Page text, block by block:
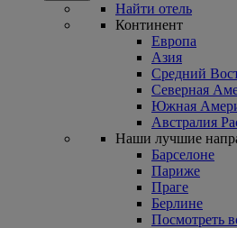
Найти отель
Континент
Европа
Азия
Средний
Северная
Южная
Австралия
Наши лучшие
Барселоне
Париже
Праге
Берлине
Посмотреть